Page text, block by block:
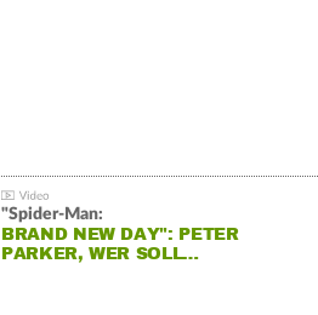
"Spider-Man:
BRAND NEW DAY": PETER
PARKER, WER SOLL…